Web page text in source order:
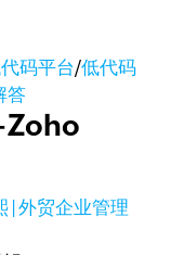
码平台/低代码
答
| 外贸企业管理